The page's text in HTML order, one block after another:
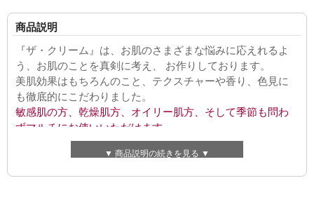
商品説明
『ザ・クリーム』は、お肌のさまざまな悩みに応えれるよ
う、お肌のことを真剣に考え、 お作りしております。
美肌効果はもちろんのこと、テクスチャーや香り、色見に
も徹底的にこだわりました。
敏感肌の方、乾燥肌方、オイリー肌方、そして季節も問わ
ずマルチにお使いいただけます。
女性のお肌は、さまざまな要因で、日々変わります。
不足や生活習慣、そして夏と冬でもお肌の状態は違ってき
▼ 商品説明の続きを見る ▼